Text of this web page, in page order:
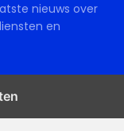
nieuws over
en